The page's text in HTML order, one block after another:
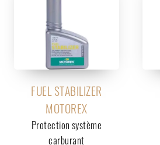
FUEL STABILIZER
MOTOREX
Protection système
carburant